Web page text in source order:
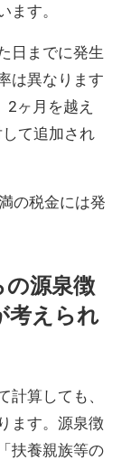
ます。
日までに発生
は異なります
2ヶ月を越え
て追加され
の税金には発
の源泉徴
考えられ
計算しても、
ます。源泉徴
扶養親族等の